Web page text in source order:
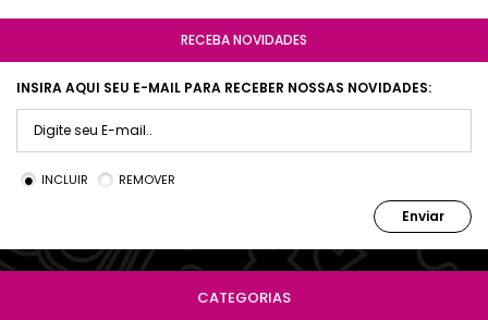
RECEBA NOVIDADES
INSIRA AQUI SEU E-MAIL PARA RECEBER NOSSAS NOVIDADES:
INCLUIR REMOVER
Enviar
CATEGORIAS